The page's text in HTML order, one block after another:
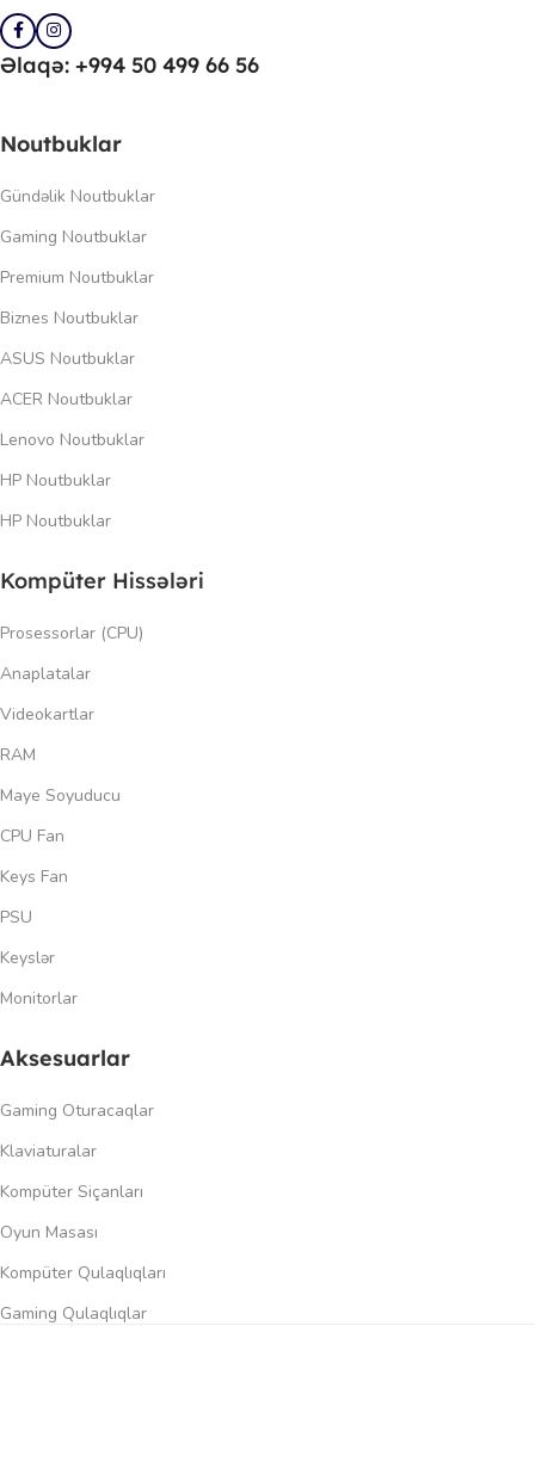
Əlaqə: +994 50 499 66 56
Noutbuklar
Gündəlik Noutbuklar
Gaming Noutbuklar
Premium Noutbuklar
Biznes Noutbuklar
ASUS Noutbuklar
ACER Noutbuklar
Lenovo Noutbuklar
HP Noutbuklar
HP Noutbuklar
Kompüter Hissələri
Prosessorlar (CPU)
Anaplatalar
Videokartlar
RAM
Maye Soyuducu
CPU Fan
Keys Fan
PSU
Keyslər
Monitorlar
Aksesuarlar
Gaming Oturacaqlar
Klaviaturalar
Kompüter Siçanları
Oyun Masası
Kompüter Qulaqlıqları
Gaming Qulaqlıqlar